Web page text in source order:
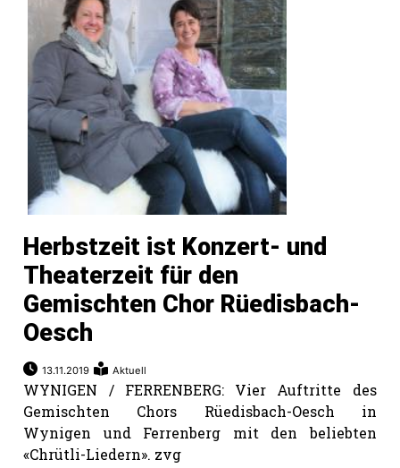
Herbstzeit ist Konzert- und
Theaterzeit für den
Gemischten Chor Rüedisbach-
Oesch
13.11.2019 Aktuell
WYNIGEN / FERRENBERG: Vier Auftritte des
Gemischten Chors Rüedisbach-Oesch in
Wynigen und Ferrenberg mit den beliebten
«Chrütli-Liedern». zvg